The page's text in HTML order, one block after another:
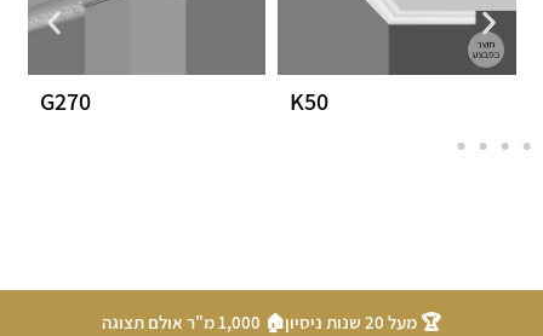
K50
G270
🏆 מעל 20 שנות ניסיון
🏠 1,000 מ"ר אולם תצוגה